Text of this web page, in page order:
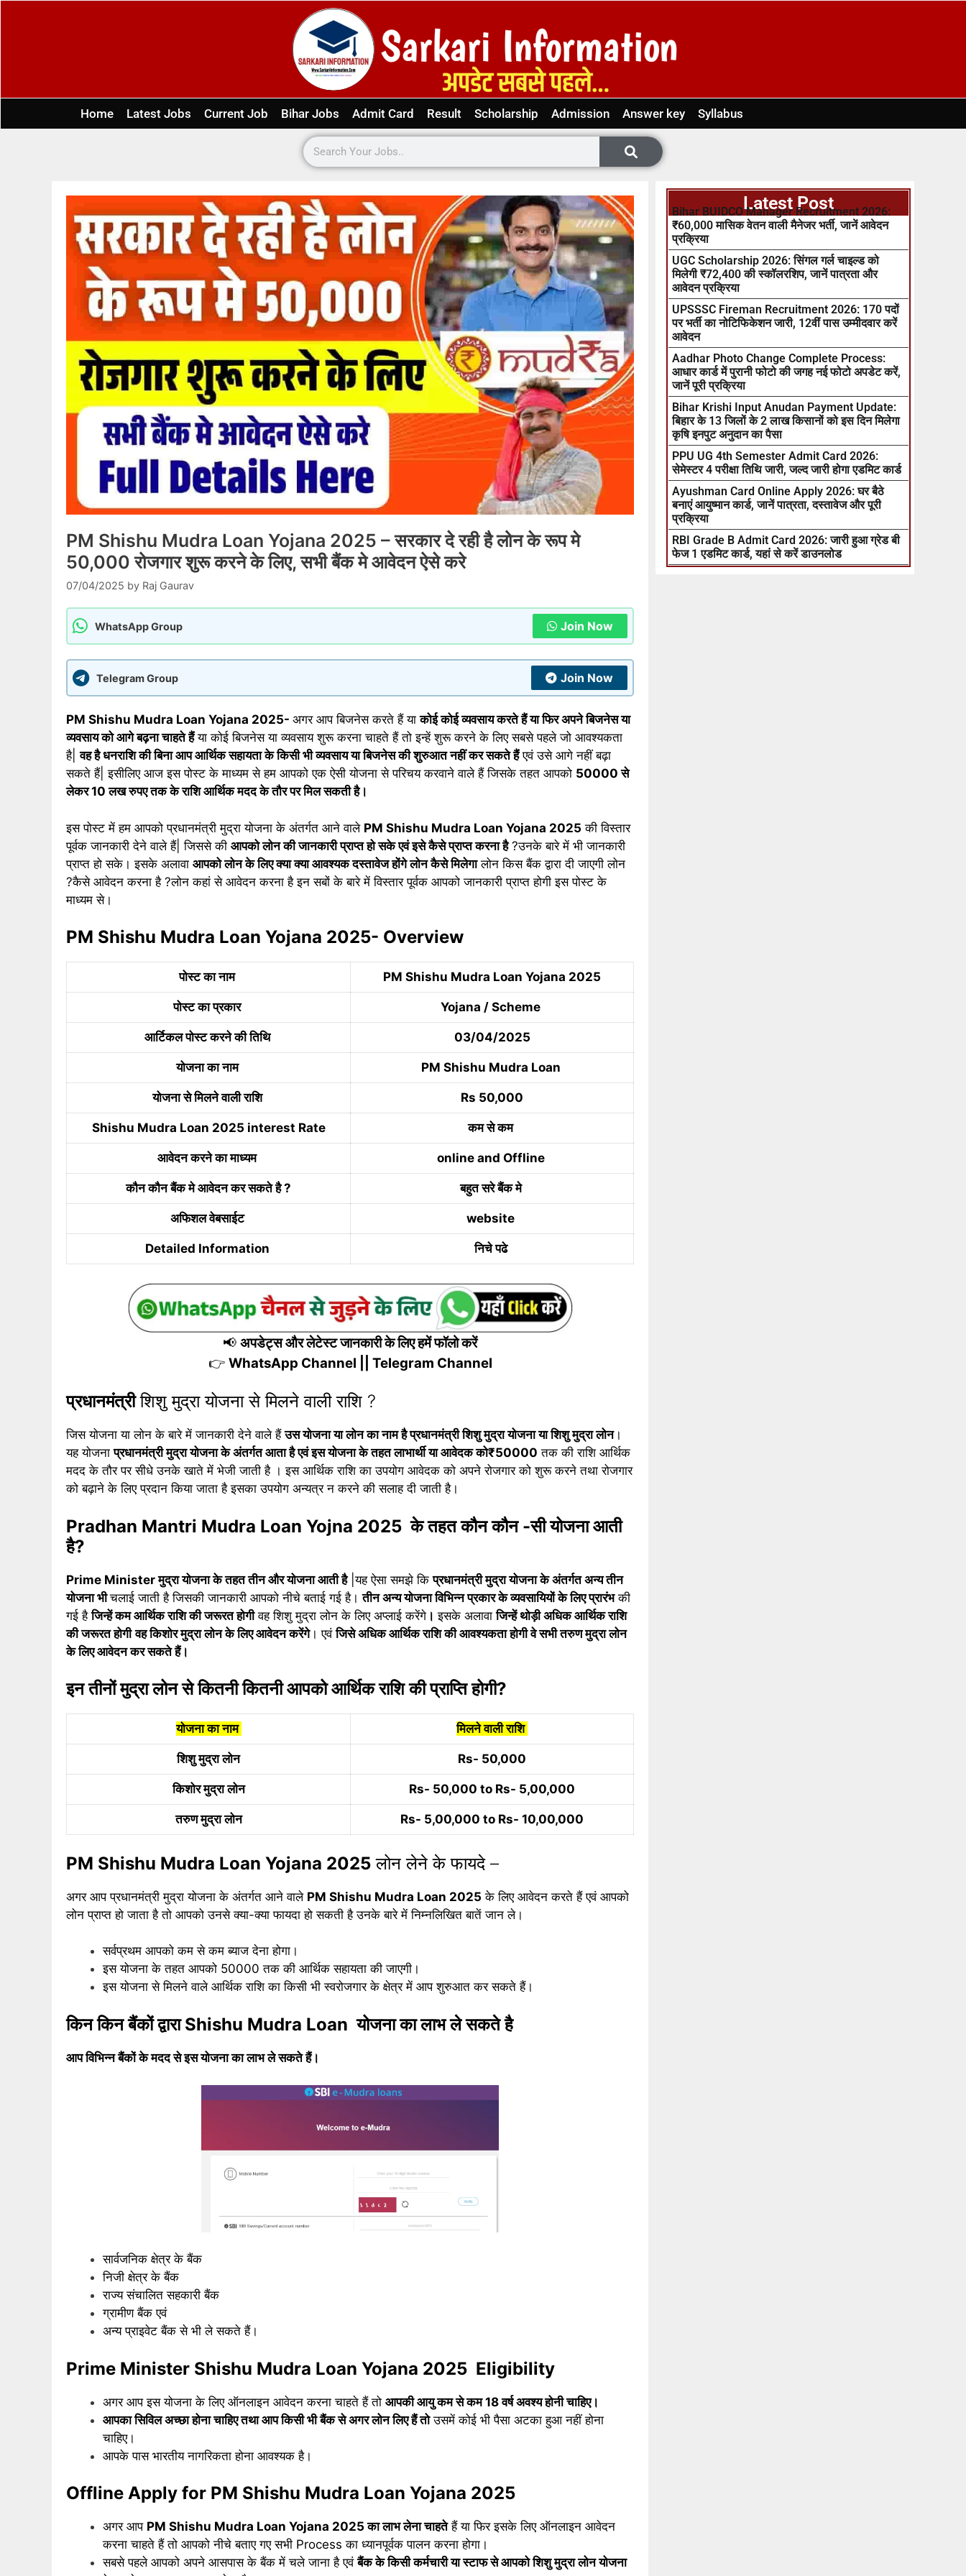
Home Latest Jobs Current Job Bihar Jobs Admit Card Result Scholarship Admission Answer key Syllabus
PM Shishu Mudra Loan Yojana 2025 – सरकार दे रही है लोन के रूप मे
50,000 रोजगार शुरू करने के लिए, सभी बैंक मे आवेदन ऐसे करे
07/04/2025 by Raj Gaurav
WhatsApp Group Join Now
Telegram Group Join Now
PM Shishu Mudra Loan Yojana 2025- अगर आप बिजनेस करते हैं याकोई कोई व्यवसाय करते हैं या फिर अपने बिजनेस या
व्यवसाय को आगे बढ़ना चाहते हैंया कोई बिजनेस या व्यवसाय शुरू करना चाहते हैं तो इन्हें शुरू करने के लिए सबसे पहले जो आवश्यकता
है|वह है धनराशि की बिना आप आर्थिक सहायता के किसी भी व्यवसाय या बिजनेस की शुरुआत नहीं कर सकते हैंएवं उसे आगे नहीं बढ़ा
सकते हैं| इसीलिए आज इस पोस्ट के माध्यम से हम आपको एक ऐसी योजना से परिचय करवाने वाले हैं जिसके तहत आपको 50000 से
लेकर 10 लख रुपए तक के राशि आर्थिक मदद के तौर पर मिल सकती है।
इस पोस्ट में हम आपको प्रधानमंत्री मुद्रा योजना के अंतर्गत आने वाले PM Shishu Mudra Loan Yojana 2025 की विस्तार
पूर्वक जानकारी देने वाले हैं| जिससे की आपको लोन की जानकारी प्राप्त हो सके एवं इसे कैसे प्राप्त करना है?उनके बारे में भी जानकारी
प्राप्त हो सके। इसके अलावा आपको लोन के लिए क्या क्या आवश्यक दस्तावेज होंगे लोन कैसे मिलेगालोन किस बैंक द्वारा दी जाएगी लोन
?कैसे आवेदन करना है ?लोन कहां से आवेदन करना है इन सबों के बारे में विस्तार पूर्वक आपको जानकारी प्राप्त होगी इस पोस्ट के
माध्यम से।
PM Shishu Mudra Loan Yojana 2025- Overview
पोस्ट का नाम PM Shishu Mudra Loan Yojana 2025
पोस्ट का प्रकार Yojana / Scheme
आर्टिकल पोस्ट करने की तिथि 03/04/2025
योजना का नाम PM Shishu Mudra Loan
योजना से मिलने वाली राशि Rs 50,000
Shishu Mudra Loan 2025 interest Rate कम से कम
आवेदन करने का माध्यम online and Offline
कौन कौन बैंक मे आवेदन कर सकते है ? बहुत सरे बैंक मे
अफिशल वेबसाईट website
Detailed Information निचे पढे
📢 अपडेट्स और लेटेस्ट जानकारी के लिए हमें फॉलो करें
👉 WhatsApp Channel Telegram Channel
प्रधानमंत्रीशिशु मुद्रा योजना से मिलने वाली राशि ?
जिस योजना या लोन के बारे में जानकारी देने वाले हैंउस योजना या लोन का नाम है प्रधानमंत्री शिशु मुद्रा योजना या शिशु मुद्रा लोन।
यह योजनाप्रधानमंत्री मुद्रा योजना के अंतर्गत आता है एवं इस योजना के तहत लाभार्थी या आवेदक को₹50000 तक की राशि आर्थिक
मदद के तौर पर सीधे उनके खाते में भेजी जाती है । इस आर्थिक राशि का उपयोग आवेदक को अपने रोजगार को शुरू करने तथा रोजगार
को बढ़ाने के लिए प्रदान किया जाता है इसका उपयोग अन्यत्र न करने की सलाह दी जाती है।
Pradhan Mantri Mudra Loan Yojna 2025 के तहत कौन कौन -सी योजना आती
है?
Prime Minister मुद्रा योजना के तहत तीन और योजना आती है|यह ऐसा समझे किप्रधानमंत्री मुद्रा योजना के अंतर्गत अन्य तीन
योजना भीचलाई जाती है जिसकी जानकारी आपको नीचे बताई गई है।तीन अन्य योजना विभिन्न प्रकार के व्यवसायियों के लिए प्रारंभकी
गई हैजिन्हें कम आर्थिक राशि की जरूरत होगीवह शिशु मुद्रा लोन के लिए अप्लाई करेंगे । इसके अलावाजिन्हें थोड़ी अधिक आर्थिक राशि
की जरूरत होगी वह किशोर मुद्रा लोन के लिए आवेदन करेंगे। एवंजिसे अधिक आर्थिक राशि की आवश्यकता होगी वे सभी तरुण मुद्रा लोन
के लिए आवेदन कर सकते हैं।
इन तीनों मुद्रा लोन से कितनी कितनी आपको आर्थिक राशि की प्राप्ति होगी?
योजना का नाम मिलने वाली राशि
शिशु मुद्रा लोन Rs- 50,000
किशोर मुद्रा लोन Rs- 50,000 to Rs- 5,00,000
तरुण मुद्रा लोन Rs- 5,00,000 to Rs- 10,00,000
PM Shishu Mudra Loan Yojana 2025 लोन लेने के फायदे –
अगर आप प्रधानमंत्री मुद्रा योजना के अंतर्गत आने वाले PM Shishu Mudra Loan 2025 के लिए आवेदन करते हैं एवं आपको
लोन प्राप्त हो जाता है तो आपको उनसे क्या-क्या फायदा हो सकती है उनके बारे में निम्नलिखित बातें जान ले।
सर्वप्रथम आपको कम से कम ब्याज देना होगा।
इस योजना के तहत आपको 50000 तक की आर्थिक सहायता की जाएगी।
इस योजना से मिलने वाले आर्थिक राशि का किसी भी स्वरोजगार के क्षेत्र में आप शुरुआत कर सकते हैं।
किन किन बैंकों द्वारा Shishu Mudra Loan योजना का लाभ ले सकते है
आप विभिन्न बैंकों के मदद से इस योजना का लाभ ले सकते हैं।
सार्वजनिक क्षेत्र के बैंक
निजी क्षेत्र के बैंक
राज्य संचालित सहकारी बैंक
ग्रामीण बैंक एवं
अन्य प्राइवेट बैंक से भी ले सकते हैं।
Prime Minister Shishu Mudra Loan Yojana 2025 Eligibility
अगर आप इस योजना के लिए ऑनलाइन आवेदन करना चाहते हैं तो आपकी आयु कम से कम 18 वर्ष अवश्य होनी चाहिए।
आपका सिविल अच्छा होना चाहिए तथा आप किसी भी बैंक से अगर लोन लिए हैं तोउसमें कोई भी पैसा अटका हुआ नहीं होना
चाहिए।
आपके पास भारतीय नागरिकता होना आवश्यक है।
Offline Apply for PM Shishu Mudra Loan Yojana 2025
अगर आप PM Shishu Mudra Loan Yojana 2025 का लाभ लेना चाहतेहैं या फिर इसके लिए ऑनलाइन आवेदन
करना चाहते हैं तो आपको नीचे बताए गए सभी Process का ध्यानपूर्वक पालन करना होगा।
सबसे पहले आपको अपने आसपास के बैंक में चले जाना है एवंबैंक के किसी कर्मचारी या स्टाफ से आपको शिशु मुद्रा लोन योजना
Latest Post
Bihar BUIDCO Manager Recruitment 2026:
₹60,000 मासिक वेतन वाली मैनेजर भर्ती, जानें आवेदन
प्रक्रिया
UGC Scholarship 2026: सिंगल गर्ल चाइल्ड को
मिलेगी ₹72,400 की स्कॉलरशिप, जानें पात्रता और
आवेदन प्रक्रिया
UPSSSC Fireman Recruitment 2026: 170 पदों
पर भर्ती का नोटिफिकेशन जारी, 12वीं पास उम्मीदवार करें
आवेदन
Aadhar Photo Change Complete Process:
आधार कार्ड में पुरानी फोटो की जगह नई फोटो अपडेट करें,
जानें पूरी प्रक्रिया
Bihar Krishi Input Anudan Payment Update:
बिहार के 13 जिलों के 2 लाख किसानों को इस दिन मिलेगा
कृषि इनपुट अनुदान का पैसा
PPU UG 4th Semester Admit Card 2026:
सेमेस्टर 4 परीक्षा तिथि जारी, जल्द जारी होगा एडमिट कार्ड
Ayushman Card Online Apply 2026: घर बैठे
बनाएं आयुष्मान कार्ड, जानें पात्रता, दस्तावेज और पूरी
प्रक्रिया
RBI Grade B Admit Card 2026: जारी हुआ ग्रेड बी
फेज 1 एडमिट कार्ड, यहां से करें डाउनलोड